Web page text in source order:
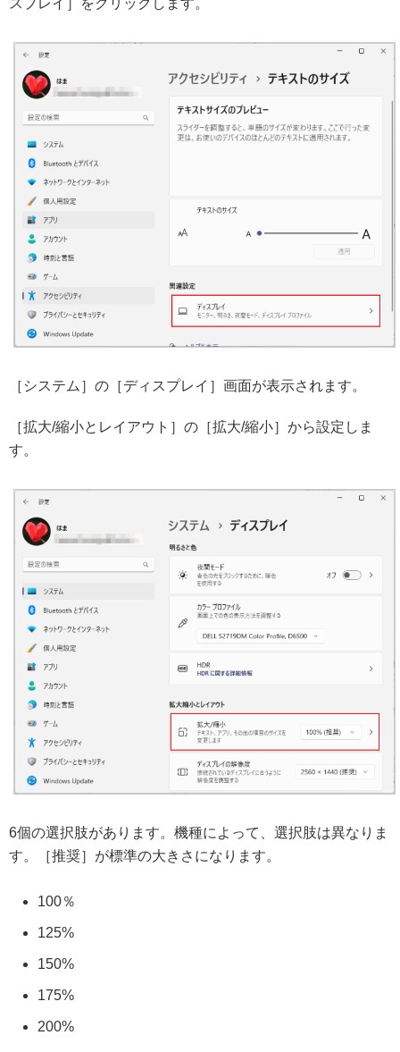
［システム］の［ディスプレイ］画面が表示されます。
［拡大/縮小とレイアウト］の［拡大/縮小］から設定しま
す。
6個の選択肢があります。機種によって、選択肢は異なりま
す。［推奨］が標準の大きさになります。
100％
125%
150%
175%
200%